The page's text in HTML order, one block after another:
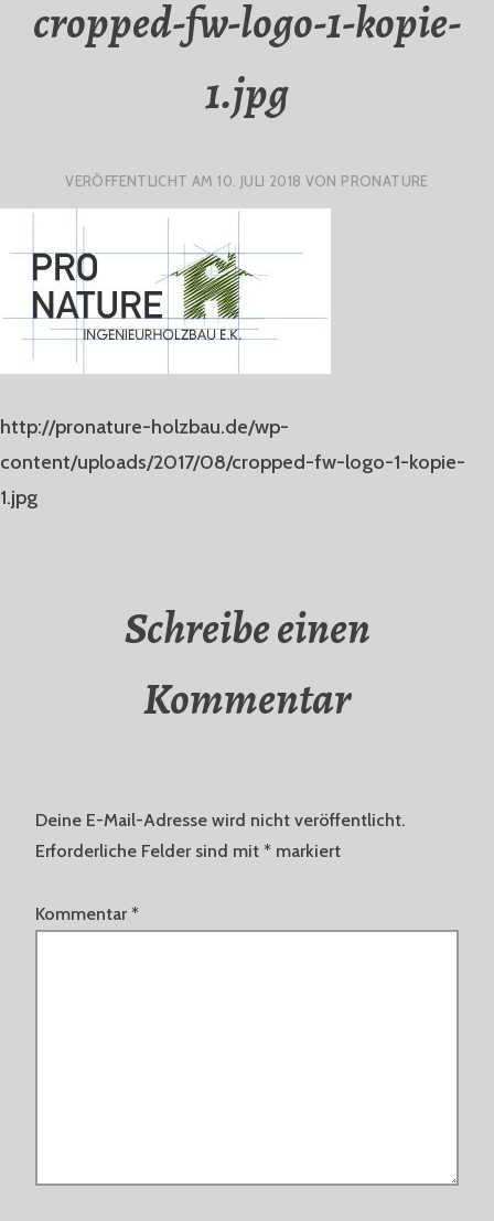
cropped-fw-logo-1-kopie-
1.jpg
VERÖFFENTLICHT AM10. JULI 2018 VON PRONATURE
http://pronature-holzbau.de/wp-
content/uploads/2017/08/cropped-fw-logo-1-kopie-
1.jpg
Schreibe einen
Kommentar
Deine E-Mail-Adresse wird nicht veröffentlicht.
Erforderliche Felder sind mit * markiert
Kommentar *